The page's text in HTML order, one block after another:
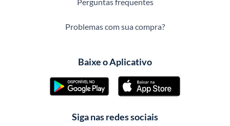
Problemas com sua compra?
Baixe o Aplicativo
Siga nas redes sociais